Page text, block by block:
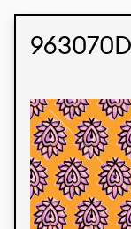
963070D
Temos
brasileira por
com nossos
conceitos e